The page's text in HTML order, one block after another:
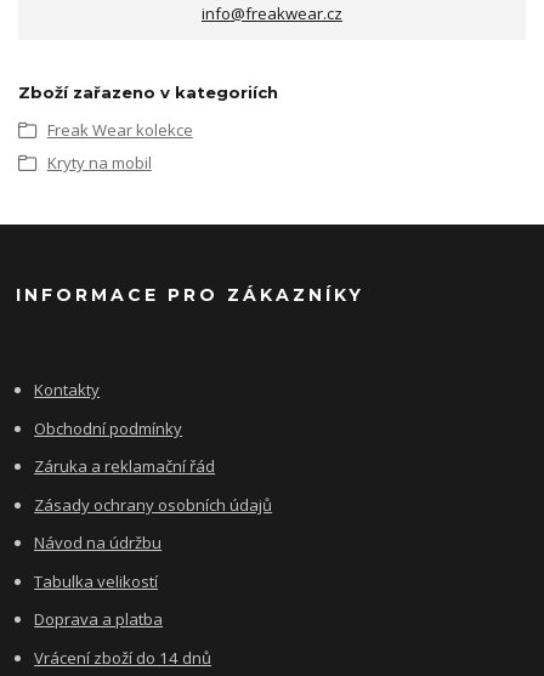
info@freakwear.cz
Zboží zařazeno v kategoriích
Freak Wear kolekce
Kryty na mobil
INFORMACE PRO ZÁKAZNÍKY
Kontakty
Obchodní podmínky
Záruka a reklamační řád
Zásady ochrany osobních údajů
Návod na údržbu
Tabulka velikostí
Doprava a platba
Vrácení zboží do 14 dnů